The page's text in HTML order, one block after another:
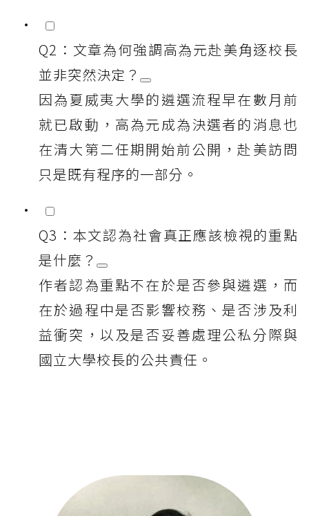
Q2：文章為何強調高為元赴美角逐校長
並非突然決定？
因為夏威夷大學的遴選流程早在數月前
就已啟動，高為元成為決選者的消息也
在清大第二任期開始前公開，赴美訪問
只是既有程序的一部分。
Q3：本文認為社會真正應該檢視的重點
是什麼？
作者認為重點不在於是否參與遴選，而
在於過程中是否影響校務、是否涉及利
益衝突，以及是否妥善處理公私分際與
國立大學校長的公共責任。